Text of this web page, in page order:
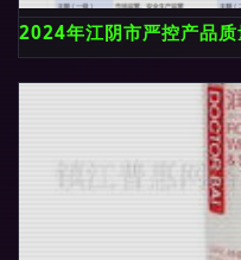
2024年江阴市严控产品